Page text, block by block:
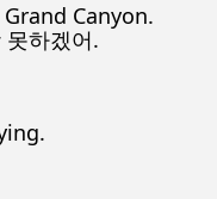
Canyon.
하겠어.